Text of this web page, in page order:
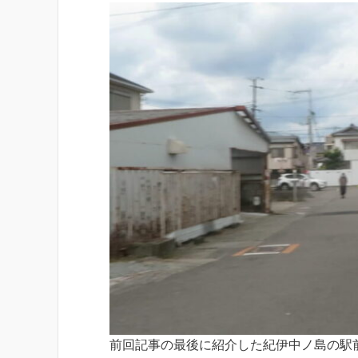
前回記事の最後に紹介した紀伊中ノ島の駅